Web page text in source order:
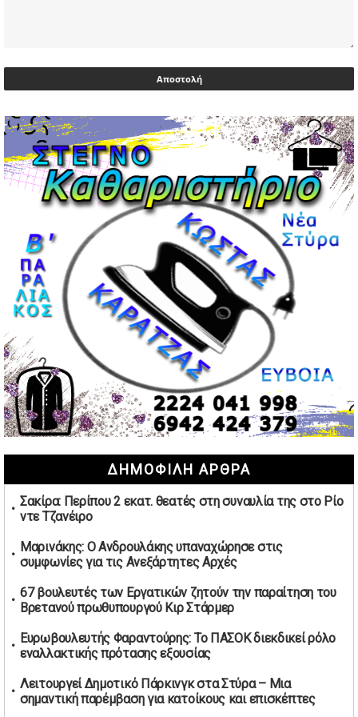
και Ολυμπιακού
02/05/2026 | 20:28
Περιστέρι: Ένταση μεταξύ ανηλίκων άφησε δύο
15χρονους τραυματίες
02/05/2026 | 18:56
Ηνωμένα Αραβικά Εμιράτα: Αίρουν τους περιορισμούς
στον εναέριο χώρο
02/05/2026 | 17:16
Η Αθηνά Λινού αφήνει ανοιχτό το ενδεχόμενο ένταξης
στον νέο πολιτικό φορέα Τσίπρα
02/05/2026 | 17:01
Αταμάν: Κανείς δεν έχει δικαίωμα να μιλά για τον πρόεδρο
και την οικογένειά του
02/05/2026 | 15:59
Μαρινάκης: Ο Ανδρουλάκης υπαναχώρησε στις
συμφωνίες για τις Ανεξάρτητες Αρχές
02/05/2026 | 09:36
Ψηφιακός έλεγχος στην αγορά: QR code για πωλήσεις
καπνικών και αλκοόλ σε 88.000 σημεία
02/05/2026 | 06:26
Καύσιμα αεροσκαφών: Διαβεβαιώσεις ΕΕ για επάρκεια
01/05/2026 | 19:54
Βελόπουλος: Κριτική σε πολιτικούς αρχηγούς για
δηλώσεις την Πρωτομαγιά
01/05/2026 | 19:33
Υπερβολική ταχύτητα στο Αλιβέρι οδήγησε σε σύλληψη
38χρονου οδηγού
01/05/2026 | 19:12
Υποψηφιότητες για τις εκλογές νέας διοίκησης του ΑΟ
Νέων Στύρων
ΔΗΜΟΦΙΛΗ ΑΡΘΡΑ
Σακίρα: Περίπου 2 εκατ. θεατές στη συναυλία της στο Ρίο
ντε Τζανέιρο
Μαρινάκης: Ο Ανδρουλάκης υπαναχώρησε στις
συμφωνίες για τις Ανεξάρτητες Αρχές
67 βουλευτές των Εργατικών ζητούν την παραίτηση του
Βρετανού πρωθυπουργού Κιρ Στάρμερ
Ευρωβουλευτής Φαραντούρης: Το ΠΑΣΟΚ διεκδικεί ρόλο
εναλλακτικής πρότασης εξουσίας
Λειτουργεί Δημοτικό Πάρκινγκ στα Στύρα – Μια
σημαντική παρέμβαση για κατοίκους και επισκέπτες